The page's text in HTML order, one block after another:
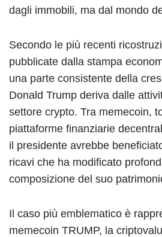
dagli immobili, ma dal mondo
Secondo le più recenti
pubblicate dalla stampa
una parte consistente della
Donald Trump deriva dalle
settore crypto. Tra memecoin,
piattaforme finanziarie
il presidente avrebbe
ricavi che ha modificato
composizione del suo
Il caso più emblematico è
memecoin TRUMP, la